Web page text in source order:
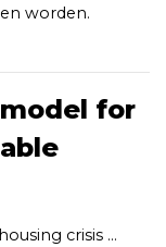
worden.
model for
crisis ...